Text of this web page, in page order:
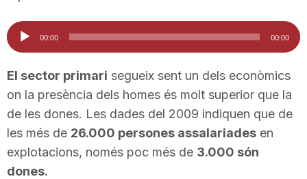
a
g
o
Reproductor
d'àudio
00:00 00:00
El sector primari segueix sent un dels econòmics
on la presència dels homes és molt superior que la
de les dones. Les dades del 2009 indiquen que de
les més de 26.000 persones assalariades en
explotacions, només poc més de 3.000 són
dones.